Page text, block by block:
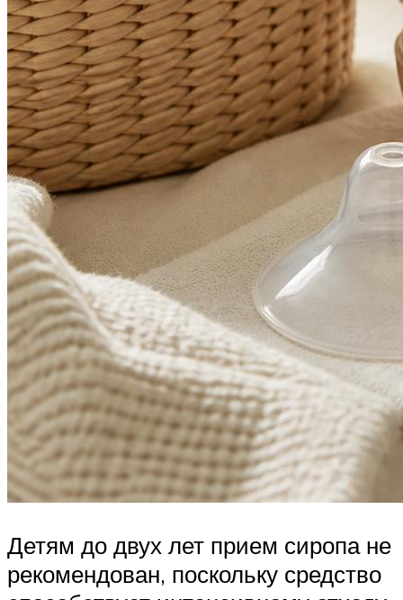
Детям до двух лет прием сиропа не
рекомендован, поскольку средство